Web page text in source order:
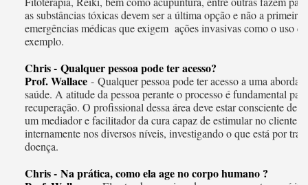
as substâncias tóxicas devem ser a última opção e não a primeira
emergências médicas que exigem ações invasivas como o uso
exemplo.
Chris - Qualquer pessoa pode ter acesso?
Prof. Wallace- Qualquer pessoa pode ter acesso a uma
saúde. A atitude da pessoa perante o processo é fundamental
recuperação. O profissional dessa área deve estar consciente de
um mediador e facilitador da cura capaz de estimular no cliente
internamente nos diversos níveis, investigando o que está por
doença.
Chris - Na prática, como ela age no corpo humano ?